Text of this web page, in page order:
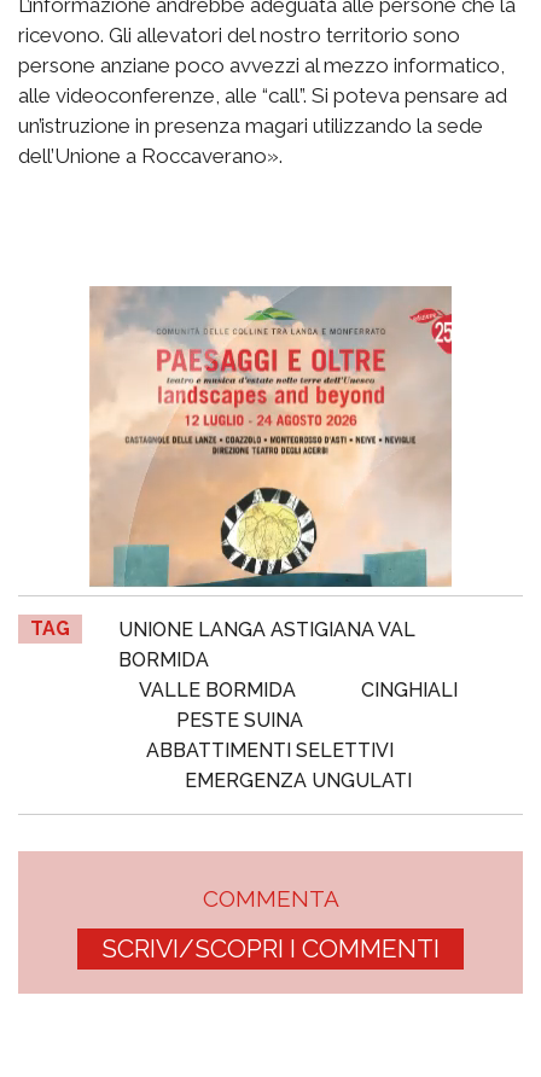
L’informazione andrebbe adeguata alle persone che la
ricevono. Gli allevatori del nostro territorio sono
persone anziane poco avvezzi al mezzo informatico,
alle videoconferenze, alle “call”. Si poteva pensare ad
un’istruzione in presenza magari utilizzando la sede
dell’Unione a Roccaverano».
TAG
UNIONE LANGA ASTIGIANA VAL
BORMIDA
VALLE BORMIDA
CINGHIALI
PESTE SUINA
ABBATTIMENTI SELETTIVI
EMERGENZA UNGULATI
COMMENTA
SCRIVI/SCOPRI I COMMENTI